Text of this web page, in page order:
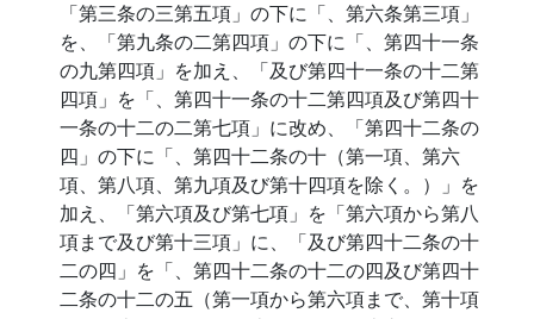
「第三条の三第五項」の下に「、第六条第三項」
を、「第九条の二第四項」の下に「、第四十一条
の九第四項」を加え、「及び第四十一条の十二第
四項」を「、第四十一条の十二第四項及び第四十
一条の十二の二第七項」に改め、「第四十二条の
四」の下に「、第四十二条の十（第一項、第六
項、第八項、第九項及び第十四項を除く。）」を
加え、「第六項及び第七項」を「第六項から第八
項まで及び第十三項」に、「及び第四十二条の十
二の四」を「、第四十二条の十二の四及び第四十
二条の十二の五（第一項から第六項まで、第十項